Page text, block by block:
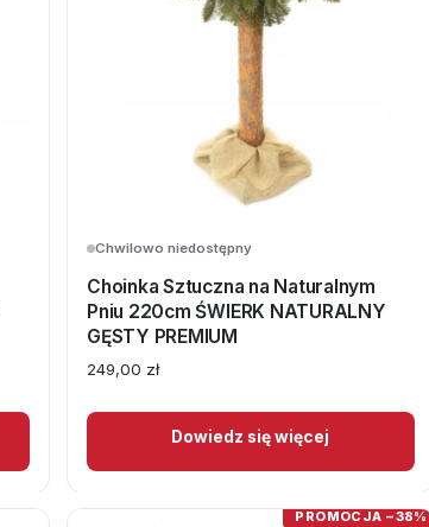
Chwilowo niedostępny
Choinka Sztuczna na Naturalnym
Pniu 220cm ŚWIERK NATURALNY
GĘSTY PREMIUM
249,00 zł
Dowiedz się więcej
PROMOCJA −38%